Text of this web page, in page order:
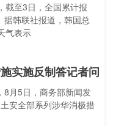
截至3日，全国累计报
韩联社报道，韩国总
气表示
实施反制答记者问
8月5日，商务部新闻发
安全部系列涉华消极措